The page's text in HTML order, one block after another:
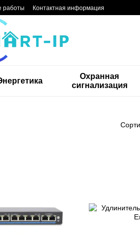
работы Контактная информация
Охранная
сигнализация